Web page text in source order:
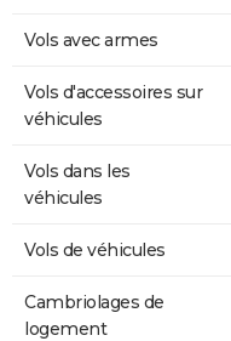
Vols avec armes
Vols d'accessoires sur
véhicules
Vols dans les
véhicules
Vols de véhicules
Cambriolages de
logement